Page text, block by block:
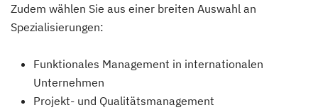
Zudem wählen Sie aus einer breiten Auswahl an
Spezialisierungen:
Funktionales Management in internationalen
Unternehmen
Projekt- und Qualitätsmanagement